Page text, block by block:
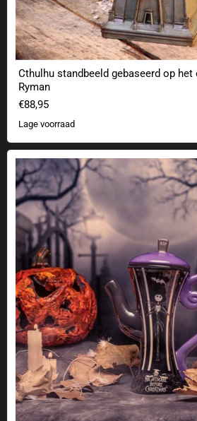
Cthulhu standbeeld gebaseerd op
Ryman
€88,95
Lage voorraad
The Nightmare Before Christmas theepot